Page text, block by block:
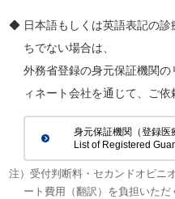
◆ 日本語もしくは英語表記の診
ちでない場合は、
外務省登録の身元保証機関
ィネート会社を通じて、ご依
身元保証機関（登録医
List of Registered
注）受付判断料・セカンドオピニ
ート費用（翻訳）を負担いただ